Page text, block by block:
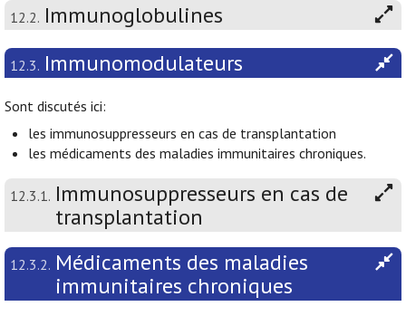
12.2. Immunoglobulines
12.3. Immunomodulateurs
Sont discutés ici:
les immunosuppresseurs en cas de transplantation
les médicaments des maladies immunitaires chroniques.
12.3.1. Immunosuppresseurs en cas de
transplantation
12.3.2. Médicaments des maladies
immunitaires chroniques